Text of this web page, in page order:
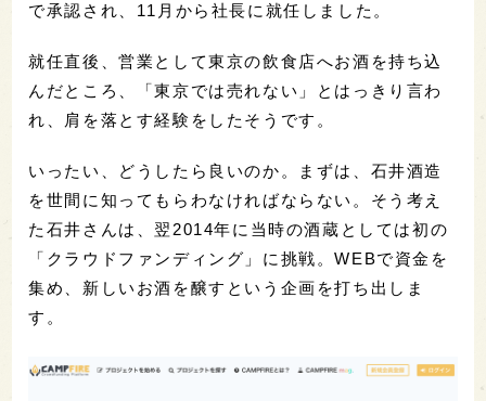
で承認され、11月から社長に就任しました。
就任直後、営業として東京の飲食店へお酒を持ち込
んだところ、「東京では売れない」とはっきり言わ
れ、肩を落とす経験をしたそうです。
いったい、どうしたら良いのか。まずは、石井酒造
を世間に知ってもらわなければならない。そう考え
た石井さんは、翌2014年に当時の酒蔵としては初の
「クラウドファンディング」に挑戦。WEBで資金を
集め、新しいお酒を醸すという企画を打ち出しま
す。